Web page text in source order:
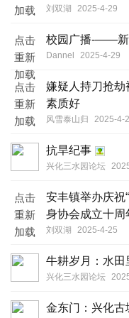
加载
刘双湖 2025-4-29
点击
重新
加载
校园广播-——新
Dannel 2025-4-29
点击
重新
加载
嫌疑人持刀抢劫
素质好
风雪泰山归 2025-4-
抗旱纪事
兴化三水园论坛
点击
重新
加载
安丰镇举办庆祝
身协会成立十周
刘双湖 2025-4-25
牛耕岁月：水田
兴化三水园论坛
金东门：兴化古